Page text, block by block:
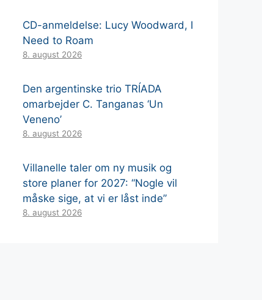
CD-anmeldelse: Lucy Woodward, I
Need to Roam
8. august 2026
Den argentinske trio TRÍADA
omarbejder C. Tanganas ‘Un
Veneno’
8. august 2026
Villanelle taler om ny musik og
store planer for 2027: “Nogle vil
måske sige, at vi er låst inde”
8. august 2026